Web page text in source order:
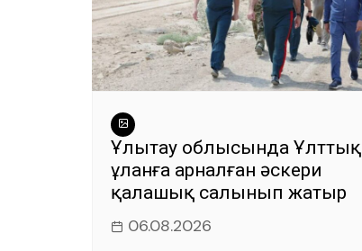
Ұлытау облысында Ұлттық
ұланға арналған әскери
қалашық салынып жатыр
06.08.2026